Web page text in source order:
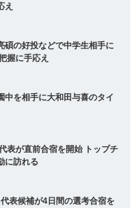
え
碩の好投などで中学生相手に
握に手応え
中を相手に大和田与喜のタイ
表が直前合宿を開始 トップチ
に訪れる
表候補が4日間の選考合宿を